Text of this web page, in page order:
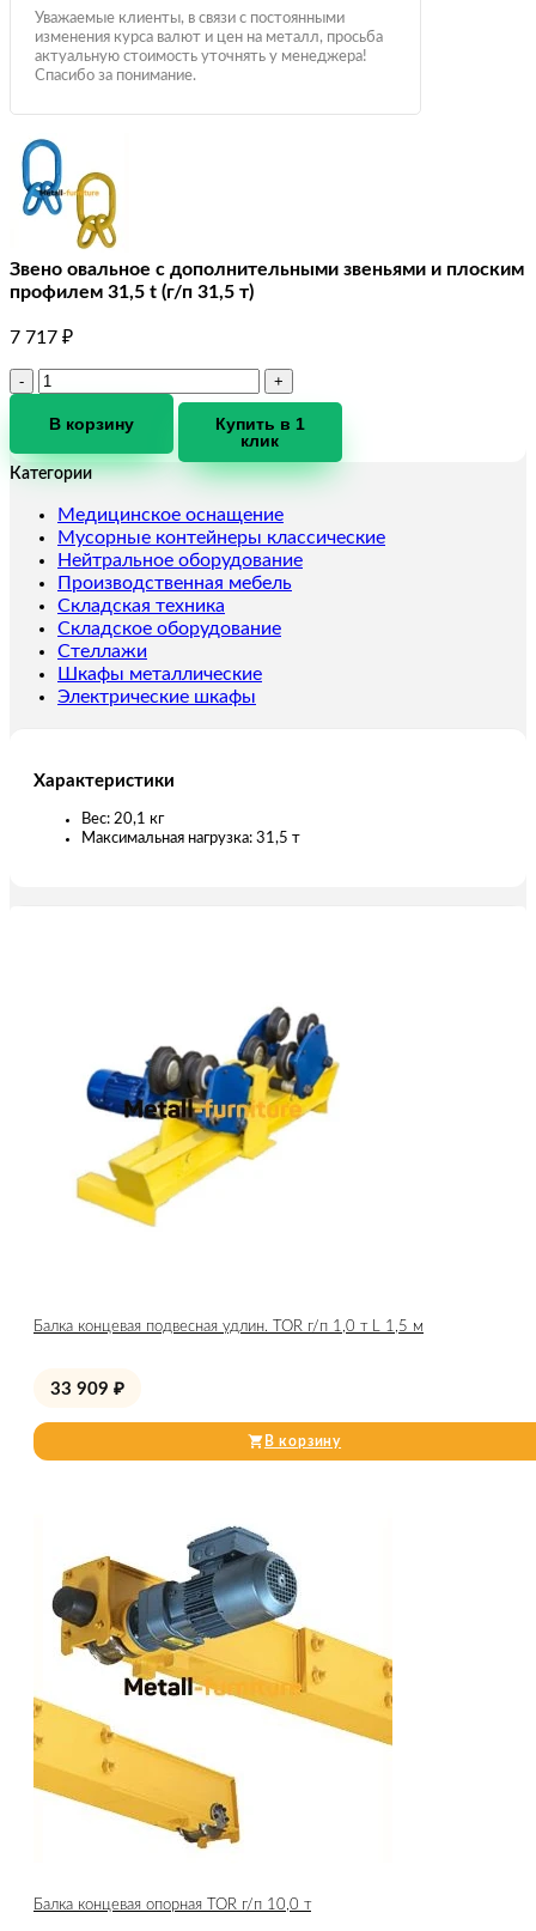
Уважаемые клиенты, в связи с постоянными
изменения курса валют и цен на металл, просьба
актуальную стоимость уточнять у менеджера!
Спасибо за понимание.
Звено овальное с дополнительными звеньями и плоским
профилем 31,5 t (г/п 31,5 т)
7 717 ₽
Количество
Звено
с
звеньями
и
плоским
профилем
31,5
t
(г/
п
31,5
В корзину
Купить в 1
клик
Категории
Медицинское оснащение
Мусорные контейнеры классические
Нейтральное оборудование
Производственная мебель
Складская техника
Складское оборудование
Стеллажи
Шкафы металлические
Электрические шкафы
Характеристики
Вес: 20,1 кг
Максимальная нагрузка: 31,5 т
Балка концевая подвесная удлин. TOR г/п 1,0 т L 1,5 м
33 909 ₽
В корзину
Балка концевая опорная TOR г/п 10,0 т